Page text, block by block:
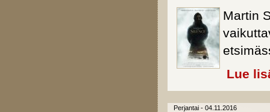
Martin
Lue
Perjantai - 04.11.2016